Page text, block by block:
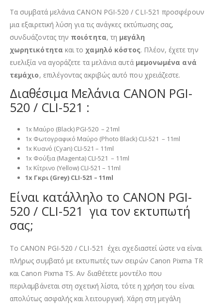
Τα συμβατά μελάνια CANON PGI-520 / CLI-521 προσφέρουν
μια εξαιρετική λύση για τις ανάγκες εκτύπωσης σας,
συνδυάζοντας την ποιότητα, τη μεγάλη
χωρητικότητα και το χαμηλό κόστος. Πλέον, έχετε την
ευελιξία να αγοράζετε τα μελάνια αυτά μεμονωμένα ανά
τεμάχιο, επιλέγοντας ακριβώς αυτό που χρειάζεστε.
Διαθέσιμα Μελάνια CANON PGI-
520 / CLI-521 :
1x Μαύρο (Black) PGI-520 – 21ml
1x Φωτογραφικό Μαύρο (Photo Black) CLI-521 – 11ml
1x Κυανό (Cyan) CLI-521 – 11ml
1x Φούξια (Magenta) CLI-521 – 11ml
1x Κίτρινο (Yellow) CLI-521 – 11ml
1x Γκρι (Grey) CLI-521 – 11ml
Είναι κατάλληλο το CANON PGI-
520 / CLI-521 για τον εκτυπωτή
σας;
Το CANON PGI-520 / CLI-521 έχει σχεδιαστεί ώστε να είναι
πλήρως συμβατό με εκτυπωτές των σειρών Canon Pixma TR
και Canon Pixma TS. Αν διαθέτετε μοντέλο που
περιλαμβάνεται στη σχετική λίστα, τότε η χρήση του είναι
απολύτως ασφαλής και λειτουργική. Χάρη στη μεγάλη